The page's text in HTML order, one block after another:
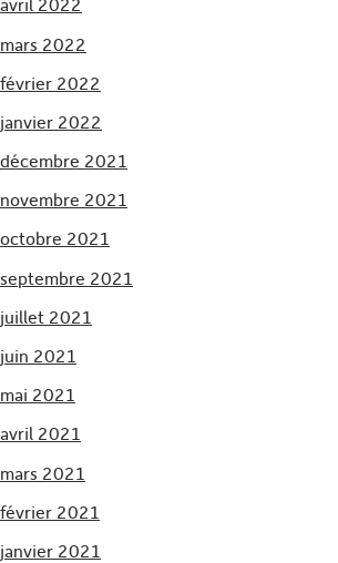
avril 2022
mars 2022
février 2022
janvier 2022
décembre 2021
novembre 2021
octobre 2021
septembre 2021
juillet 2021
juin 2021
mai 2021
avril 2021
mars 2021
février 2021
janvier 2021